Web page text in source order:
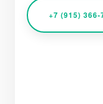
+7 (915) 366-
Приём
+7 (916) 976-